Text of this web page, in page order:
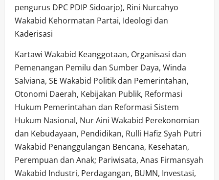
pengurus DPC PDIP Sidoarjo), Rini Nurcahyo
Wakabid Kehormatan Partai, Ideologi dan
Kaderisasi
Kartawi Wakabid Keanggotaan, Organisasi dan
Pemenangan Pemilu dan Sumber Daya, Winda
Salviana, SE Wakabid Politik dan Pemerintahan,
Otonomi Daerah, Kebijakan Publik, Reformasi
Hukum Pemerintahan dan Reformasi Sistem
Hukum Nasional, Nur Aini Wakabid Perekonomian
dan Kebudayaan, Pendidikan, Rulli Hafiz Syah Putri
Wakabid Penanggulangan Bencana, Kesehatan,
Perempuan dan Anak; Pariwisata, Anas Firmansyah
Wakabid Industri, Perdagangan, BUMN, Investasi,